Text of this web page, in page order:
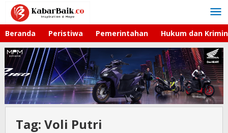
Lewati
konten
Beranda Peristiwa Pemerintahan Hukum dan
Tag: Voli Putri